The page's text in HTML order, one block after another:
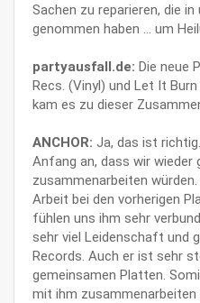
Sachen zu reparieren, die
genommen haben ... um
partyausfall.de: Die neue
Recs. (Vinyl) und Let It Burn
kam es zu dieser
ANCHOR: Ja, das ist
Anfang an, dass wir wieder
zusammenarbeiten
Arbeit bei den vorherigen
fühlen uns ihm sehr
sehr viel Leidenschaft und
Records. Auch er ist sehr
gemeinsamen Platten.
mit ihm zusammenarbeiten